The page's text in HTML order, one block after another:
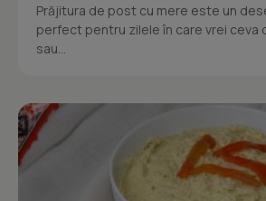
Prăjitura de post cu mere este un
perfect pentru zilele în care vrei ceva
sau...